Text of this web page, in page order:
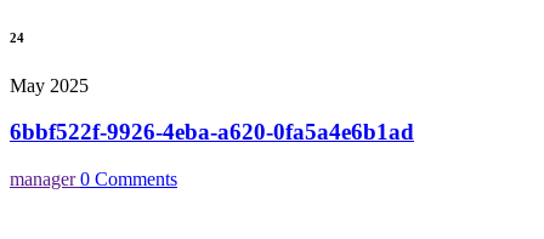
24
May 2025
6bbf522f-9926-4eba-a620-0fa5a4e6b1ad
manager0 Comments